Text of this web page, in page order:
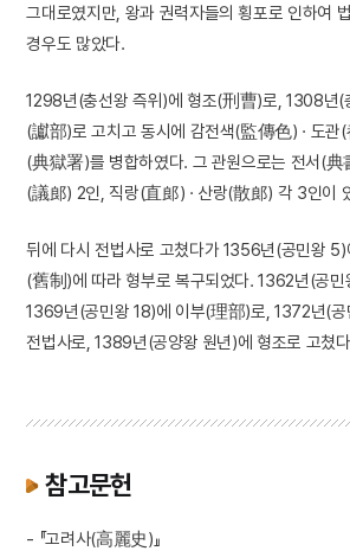
그대로였지만, 왕과 권력자들의 횡포로 인하여
경우도 많았다.
1298년(충선왕 즉위)에 형조(刑曹)로, 1308년(
(讞部)로 고치고 동시에 감전색(監傳色) · 도관(
(典獄署)를 병합하였다. 그 관원으로는 전서(典
(議郎) 2인, 직랑(直郎) · 산랑(散郎) 각 3인이
뒤에 다시 전법사로 고쳤다가 1356년(공민왕 5)
(舊制)에 따라 형부로 복구되었다. 1362년(공민
1369년(공민왕 18)에 이부(理部)로, 1372년(공
전법사로, 1389년(공양왕 원년)에 형조로 고쳤
참고문헌
- 『고려사(高麗史)』